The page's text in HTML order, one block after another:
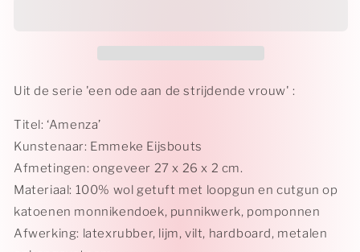
Uit de serie 'een ode aan de strijdende vrouw' :
Titel: ‘Amenza’
Kunstenaar: Emmeke Eijsbouts
Afmetingen: ongeveer 27 x 26 x 2 cm.
Materiaal: 100% wol getuft met loopgun en cutgun op
katoenen monnikendoek, punnikwerk, pomponnen
Afwerking: latexrubber, lijm, vilt, hardboard, metalen